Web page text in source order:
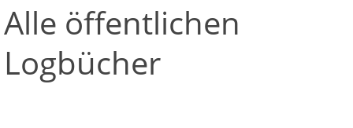
Navigation
Über Lobbypedia
Alle öffentlichen
Logbücher